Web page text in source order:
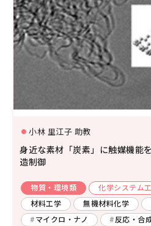
小林 里江子 助教
身近な素材「炭素」に触媒機能
造制御
物質・環境類
化学システム
材料工学
無機材料化学
マイクロ・ナノ
反応・合